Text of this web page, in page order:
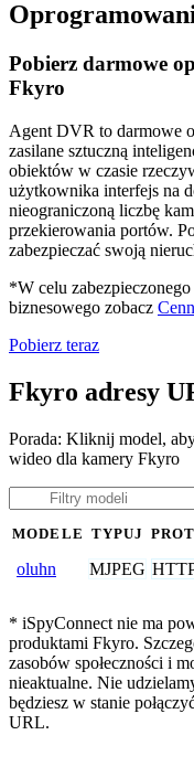
Pobierz darmowe
Fkyro
Agent DVR to darmowe
zasilane sztuczną
obiektów w czasie
użytkownika interfejs na
nieograniczoną liczbę
przekierowania portów.
zabezpieczać swoją
*W celu
biznesowego zobacz
Pobierz teraz
Fkyro adresy
Porada: Kliknij model,
wideo dla kamery Fkyro
MODELE TYPUJ
oluhn MJPEG
* iSpyConnect nie ma
produktami Fkyro.
zasobów społeczności i
nieaktualne. Nie
będziesz w stanie
URL.